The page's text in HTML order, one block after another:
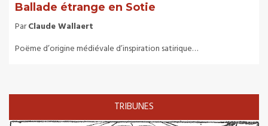
Ballade étrange en Sotie
ParClaude Wallaert
Poëme d’origine médiévale d’inspiration satirique…
TRIBUNES